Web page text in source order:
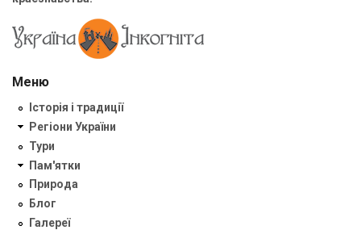
Меню
Історія і традиції
Регіони України
Тури
Пам'ятки
Природа
Блог
Галереї